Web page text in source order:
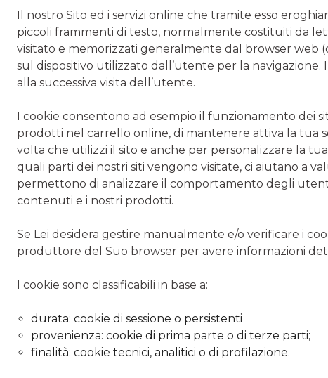
Il nostro Sito ed i servizi online che tramite esso
piccoli frammenti di testo, normalmente costituiti da
visitato e memorizzati generalmente dal browser web
sul dispositivo utilizzato dall’utente per la navigazione.
alla successiva visita dell’utente.
I cookie consentono ad esempio il funzionamento dei
prodotti nel carrello online, di mantenere attiva la tua
volta che utilizzi il sito e anche per personalizzare la
quali parti dei nostri siti vengono visitate, ci aiutano a
permettono di analizzare il comportamento degli
contenuti e i nostri prodotti.
Se Lei desidera gestire manualmente e/o verificare i
produttore del Suo browser per avere informazioni
I cookie sono classificabili in base a:
durata: cookie di sessione o persistenti
provenienza: cookie di prima parte o di terze parti;
finalità: cookie tecnici, analitici o di profilazione.